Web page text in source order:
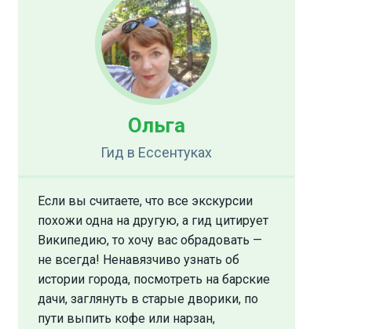
Ольга
Гид в Ессентуках
Если вы считаете, что все экскурсии
похожи одна на другую, а гид цитирует
Википедию, то хочу вас обрадовать —
не всегда! Ненавязчиво узнать об
истории города, посмотреть на барские
дачи, заглянуть в старые дворики, по
пути выпить кофе или нарзан,